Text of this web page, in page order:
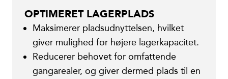
OPTIMERET LAGERPLADS
Maksimerer pladsudnyttelsen, hvilket
giver mulighed for højere lagerkapacitet.
Reducerer behovet for omfattende
gangarealer, og giver dermed plads til en